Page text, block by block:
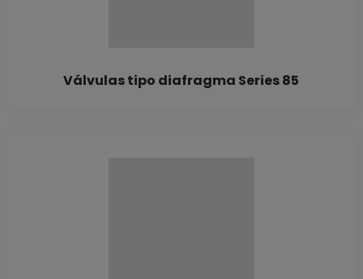
Válvulas tipo diafragma Series 85